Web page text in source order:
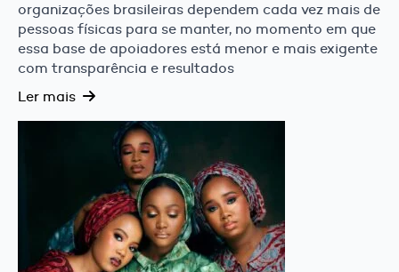
organizações brasileiras dependem cada vez mais de
pessoas físicas para se manter, no momento em que
essa base de apoiadores está menor e mais exigente
com transparência e resultados
Ler mais